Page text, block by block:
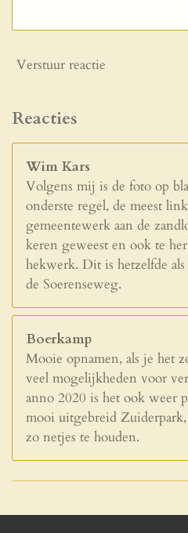
Verstuur reactie
Reacties
Wim Kars
Volgens mij is de foto op
onderste regel, de meest
gemeentewerk aan de
keren geweest en ook te
hekwerk. Dit is hetzelfde als
de Soerenseweg.
Boerkamp
Mooie opnamen, als je het
veel mogelijkheden voor
anno 2020 is het ook weer
mooi uitgebreid
zo netjes te houden.